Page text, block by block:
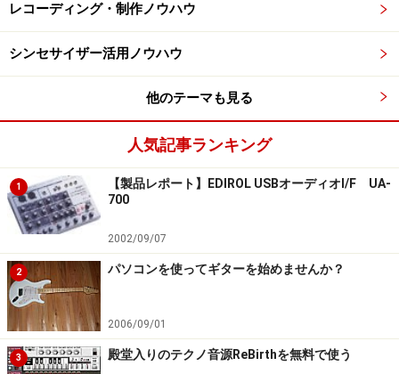
レコーディング・制作ノウハウ
シンセサイザー活用ノウハウ
他のテーマも見る
人気記事ランキング
1
【製品レポート】EDIROL USBオーディオI/F UA-
700
2002/09/07
2 パソコンを使ってギターを始めませんか？
2006/09/01
3 殿堂入りのテクノ音源ReBirthを無料で使う